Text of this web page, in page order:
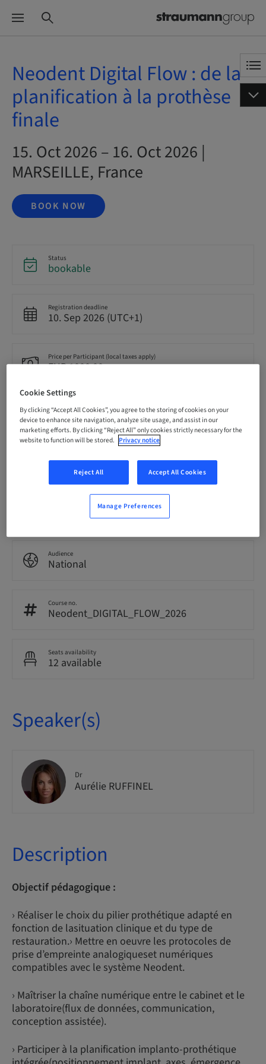
Neodent Digital Flow : de la
planification à la prothèse
finale
15. Oct 2026 – 16. Oct 2026 |
MARSEILLE, France
BOOK NOW
Status
bookable
Registration deadline
10. Sep 2026 (UTC+1)
Price per Participant (local taxes apply)
EUR 1000.00
Language
French
0.00 Points
Theoretical
Audience
National
Course no.
Neodent_DIGITAL_FLOW_2026
Seats availability
12 available
Speaker(s)
Dr
Aurélie RUFFINEL
Description
Objectif pédagogique :
› Réaliser le choix du pilier prothétique adapté en
fonction de lasituation clinique et du type de
restauration.› Mettre en oeuvre les protocoles de
prise d’empreinte analogiqueset numériques
compatibles avec le système Neodent.
› Maîtriser la chaîne numérique entre le cabinet et le
laboratoire(flux de données, communication,
conception assistée).
› Participer à la planification implanto-prothétique
Cookie Settings
By clicking “Accept All Cookies”, you agree to the storing of cookies on your
device to enhance site navigation, analyze site usage, and assist in our
marketing efforts. By clicking “Reject All” only cookies strictly necessary for the
website to function will be stored. Privacy notice
Reject All Accept All Cookies
Manage Preferences